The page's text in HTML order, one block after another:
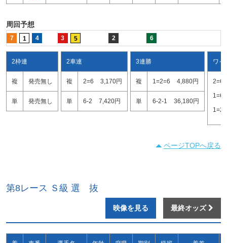
周回予想
7 1 4 3 5 2 6
2枠連
複 発売無し
単 発売無し
2車連
複 2=6 3,170円
単 6-2 7,420円
3連勝
複 1=2=6 4,880円
単 6-2-1 36,180円
ワイ
2=6
1=6
1=2
ページTOPへ戻る
第8レース Ｓ級 選 抜
映像を見る 最終オッズ